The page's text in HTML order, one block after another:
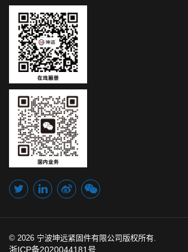
© 2026 宁波坤远紧固件有限公司版权所有.
浙ICP备2020044181号